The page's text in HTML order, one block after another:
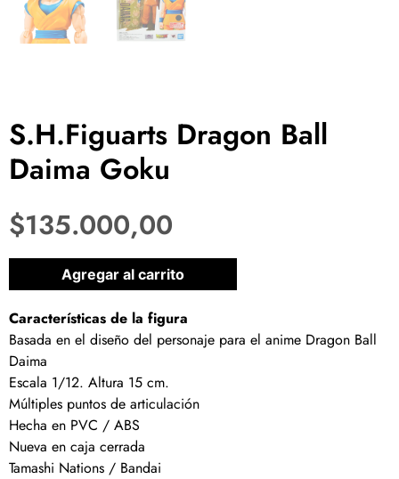
S.H.Figuarts Dragon Ball
Daima Goku
$135.000,00
1 disponibles
Agregar al carrito
Características de la figura
Basada en el diseño del personaje para el anime Dragon Ball
Daima
Escala 1/12. Altura 15 cm.
Múltiples puntos de articulación
Hecha en PVC / ABS
Nueva en caja cerrada
Tamashi Nations / Bandai